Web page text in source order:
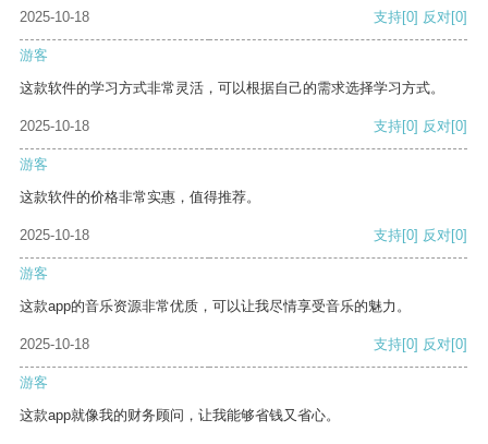
2025-10-18 支持[0] 反对[0]
游客
这款软件的学习方式非常灵活，可以根据自己的需求选择学习方式。
2025-10-18 支持[0] 反对[0]
游客
这款软件的价格非常实惠，值得推荐。
2025-10-18 支持[0] 反对[0]
游客
这款app的音乐资源非常优质，可以让我尽情享受音乐的魅力。
2025-10-18 支持[0] 反对[0]
游客
这款app就像我的财务顾问，让我能够省钱又省心。